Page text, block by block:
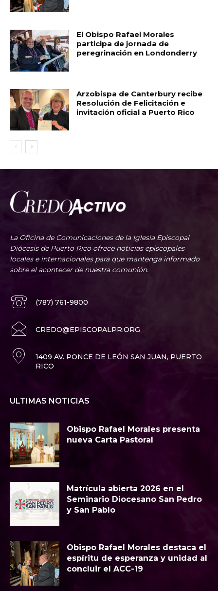
El Obispo Rafael Morales
participa de jornada de
peregrinación en Londonderry
Arzobispa de Canterbury recibe
Resolución de Felicitación e
invitación oficial a Puerto Rico
La Oficina de Comunicaciones de la Iglesia Episcopal
Diócesis de Puerto Rico ofrece noticias episcopales
locales e internacionales para que mantenga informado
sobre el acontecer de nuestra comunión.
(787) 761-9800
CREDO@EPISCOPALPR.ORG
1409 AV. PONCE DE LEÓN SAN JUAN, PUERTO
RICO
ULTIMAS NOTICIAS
Obispo Rafael Morales presenta
nueva Carta Pastoral
Matrícula abierta 2026 en el
Seminario Diocesano San Pedro
y San Pablo
Obispo Rafael Morales destaca el
espíritu de esperanza y unidad al
concluir el ACC-19